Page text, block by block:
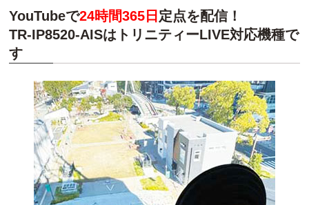
YouTubeで24時間365日 定点を配信！
TR-IP8520-AISはトリニティーLIVE対応機種で
す